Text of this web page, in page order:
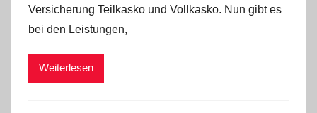
Versicherung Teilkasko und Vollkasko. Nun gibt es
bei den Leistungen,
Weiterlesen